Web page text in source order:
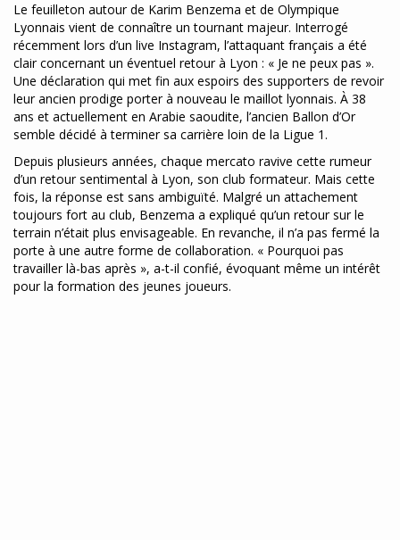
Le feuilleton autour de Karim Benzema et de Olympique
Lyonnais vient de connaître un tournant majeur. Interrogé
récemment lors d’un live Instagram, l’attaquant français a été
clair concernant un éventuel retour à Lyon : « Je ne peux pas ».
Une déclaration qui met fin aux espoirs des supporters de revoir
leur ancien prodige porter à nouveau le maillot lyonnais. À 38
ans et actuellement en Arabie saoudite, l’ancien Ballon d’Or
semble décidé à terminer sa carrière loin de la Ligue 1.
Depuis plusieurs années, chaque mercato ravive cette rumeur
d’un retour sentimental à Lyon, son club formateur. Mais cette
fois, la réponse est sans ambiguïté. Malgré un attachement
toujours fort au club, Benzema a expliqué qu’un retour sur le
terrain n’était plus envisageable. En revanche, il n’a pas fermé la
porte à une autre forme de collaboration. « Pourquoi pas
travailler là-bas après », a-t-il confié, évoquant même un intérêt
pour la formation des jeunes joueurs.